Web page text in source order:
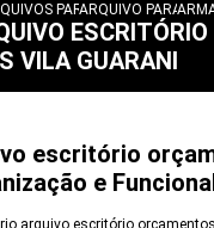
PARA ESCRITORIOS
ARQUIVO PARA
ESCRITÓRIO
VILA GUARANI
escritório
e
arquivo escritório